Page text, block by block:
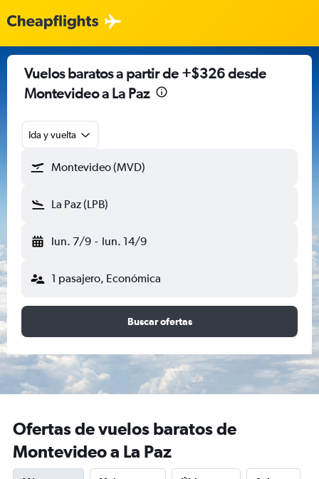
Vuelos baratos a partir de +$326 desde
Montevideo a La Paz
Ida y vuelta
Montevideo (MVD)
La Paz (LPB)
lun. 7/9 - lun. 14/9
1 pasajero, Económica
Buscar ofertas
Ofertas de vuelos baratos de
Montevideo a La Paz